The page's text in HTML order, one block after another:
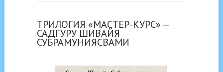
ТРИЛОГИЯ «МАСТЕР-КУРС» —
САДГУРУ ШИВАЙЯ
СУБРАМУНИЯСВАМИ